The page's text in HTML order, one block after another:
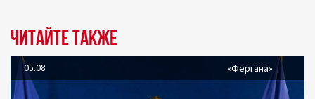
Читайте также
05.08 «Фергана»